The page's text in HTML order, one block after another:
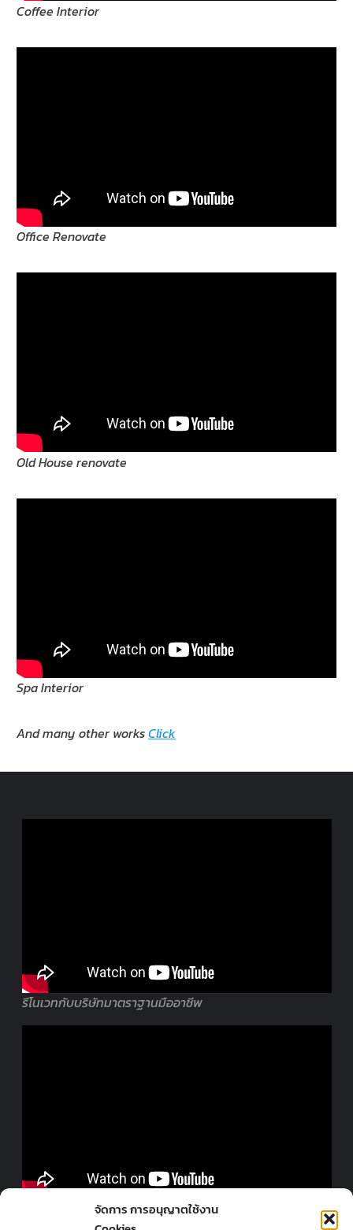
จัดการ การอนุญาตใช้งาน
Coffee Interior
Office Renovate
Old House renovate
Spa Interior
And many other worksClick
รีโนเวทกับบริษัทมาตราฐานมืออาชีพ
ออกแบบร้านโดยมืออาชีพ